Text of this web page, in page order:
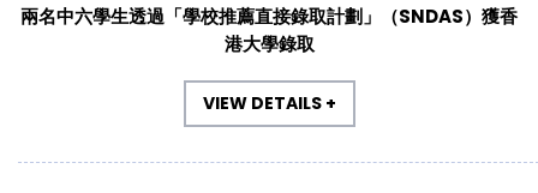
兩名中六學生透過「學校推薦直接錄取計劃」（SNDAS）獲香
港大學錄取
VIEW DETAILS +